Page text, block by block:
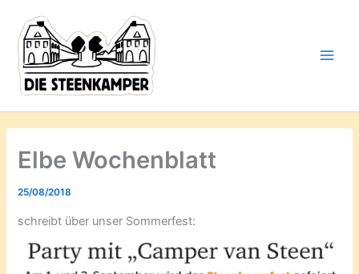
Inhalt
springen
Elbe Wochenblatt
25/08/2018
schreibt über unser Sommerfest:
deine
Mail-
Adresse
ein ...